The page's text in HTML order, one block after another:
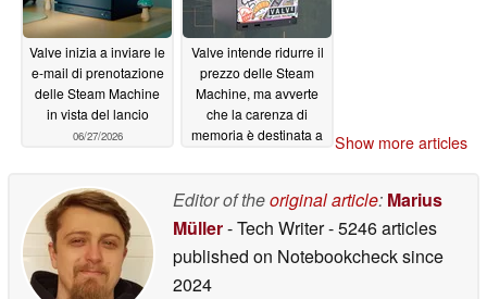
Valve inizia a inviare le
e-mail di prenotazione
delle Steam Machine
in vista del lancio
06/27/2026
Valve intende ridurre il
prezzo delle Steam
Machine, ma avverte
che la carenza di
memoria è destinata a
Show more articles
Editor of theoriginal article: Marius
Müller- Tech Writer- 5246 articles
published on Notebookchecksince
2024